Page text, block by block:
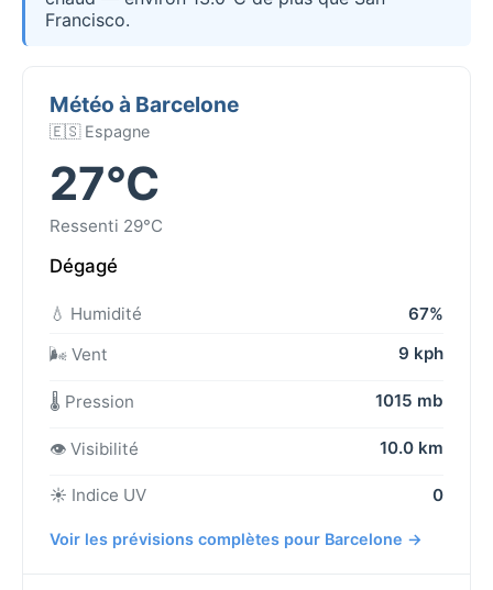
Francisco.
Météo à Barcelone
🇪🇸 Espagne
27°C
Ressenti 29°C
Dégagé
💧 Humidité
67%
🌬️ Vent
9 kph
🌡️ Pression 1015 mb
👁️ Visibilité 10.0 km
☀️ Indice UV 0
Voir les prévisions complètes pour Barcelone →